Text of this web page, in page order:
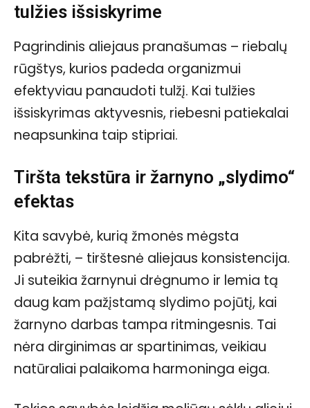
tulžies išsiskyrime
Pagrindinis aliejaus pranašumas – riebalų
rūgštys, kurios padeda organizmui
efektyviau panaudoti tulžį. Kai tulžies
išsiskyrimas aktyvesnis, riebesni patiekalai
neapsunkina taip stipriai.
Tiršta tekstūra ir žarnyno „slydimo“
efektas
Kita savybė, kurią žmonės mėgsta
pabrėžti, – tirštesnė aliejaus konsistencija.
Ji suteikia žarnynui drėgnumo ir lemia tą
daug kam pažįstamą slydimo pojūtį, kai
žarnyno darbas tampa ritmingesnis. Tai
nėra dirginimas ar spartinimas, veikiau
natūraliai palaikoma harmoninga eiga.